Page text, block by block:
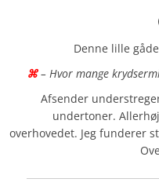
Denne lille
⌘– Hvor mange
Afsender
undertoner.
overhovedet. Jeg funderer